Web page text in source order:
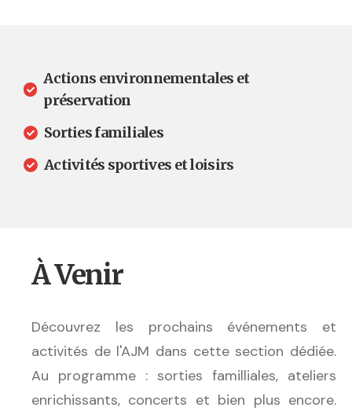
Actions environnementales et
préservation
Sorties familiales
Activités sportives et loisirs
À Venir
Découvrez les prochains événements et
activités de l'AJM dans cette section dédiée.
Au programme : sorties familliales, ateliers
enrichissants, concerts et bien plus encore.